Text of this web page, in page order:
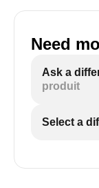
Need
Ask a
produit
Select a